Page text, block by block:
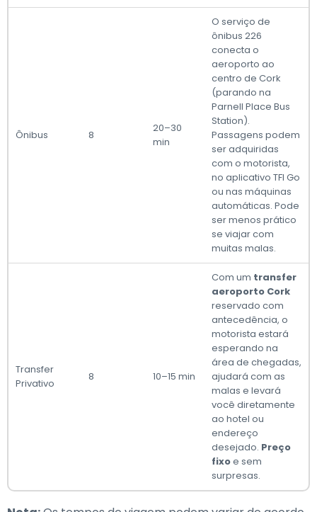
Ônibus 8
20–30
min
O serviço de
ônibus 226
conecta o
aeroporto ao
centro de Cork
(parando na
Parnell Place Bus
Station).
Passagens podem
ser adquiridas
com o motorista,
no aplicativo TFI Go
ou nas máquinas
automáticas. Pode
ser menos prático
se viajar com
muitas malas.
Transfer
Privativo
8 10–15 min
Com um transfer
aeroporto Cork
reservado com
antecedência, o
motorista estará
esperando na
área de chegadas,
ajudará com as
malas e levará
você diretamente
ao hotel ou
endereço
desejado. Preço
fixoe sem
surpresas.